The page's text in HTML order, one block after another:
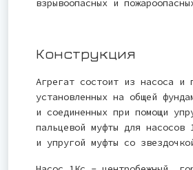
взрывоопасных и
Конструкция
Агрегат состоит из насоса и
установленных на общей
и соединенных при помощи
пальцевой муфты для
и упругой муфты со